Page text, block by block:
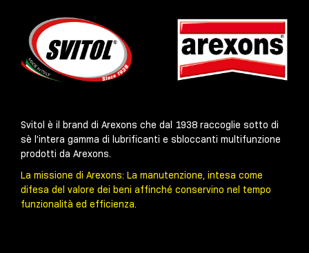
Svitol è il brand di Arexons che dal 1938 raccoglie sotto di
sè l’intera gamma di lubrificanti e sbloccanti multifunzione
prodotti da Arexons.
La missione di Arexons: La manutenzione, intesa come
difesa del valore dei beni affinché conservino nel tempo
funzionalità ed efficienza.